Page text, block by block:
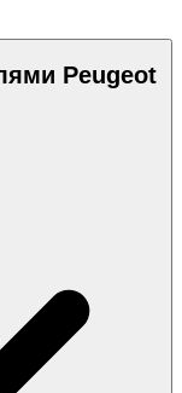
Peugeot